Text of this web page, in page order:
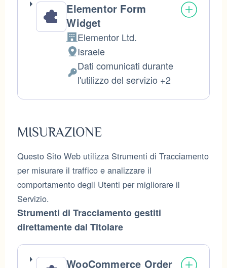
Elementor Form
Widget
Azienda:
Elementor Ltd.
Luogo
del
trattamento:
Israele
Dati
Dati comunicati durante
l'utilizzo del servizio +2
MISURAZIONE
Questo Sito Web utilizza Strumenti di Tracciamento
per misurare il traffico e analizzare il
comportamento degli Utenti per migliorare il
Servizio.
Strumenti di Tracciamento gestiti
direttamente dal Titolare
WooCommerce Order